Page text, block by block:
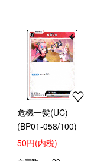
危機一髪(UC)
(BP01-058/100)
50円(内税)